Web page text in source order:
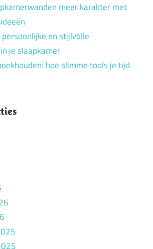
meer karakter met
en stijlvolle
je slaapkamer
hoe slimme tools je tijd